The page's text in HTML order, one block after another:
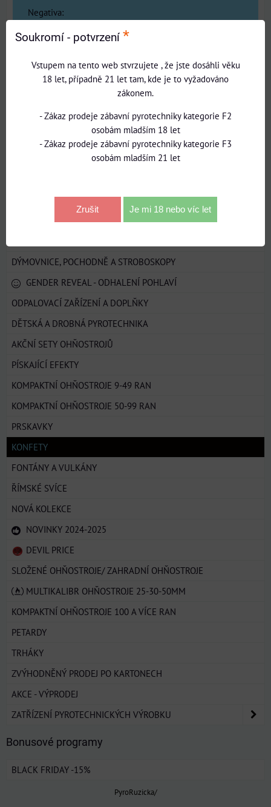
Negativa:
Zadejte prosím recenzi, výhody nebo zápory - alespoň
Hodnocení produktu:
DÝMOVNICE, POCHODNĚ A STROBOSKOPY
GENDER REVEAL - ODHALENÍ POHLAVÍ
ODPALOVACÍ ZAŘÍZENÍ A DOPLŇKY
DĚTSKÁ A DROBNÁ PYROTECHNIKA
AKČNÍ SETY OHŇOSTROJŮ
PÍSKAJÍCÍ EFEKTY
KOMPAKTNÍ OHŇOSTROJE 9-49 RAN
KOMPAKTNÍ OHŇOSTROJE 50-99 RAN
PRSKAVKY
KONFETY
FONTÁNY A VULKÁNY
ŘÍMSKÉ SVÍCE
NOVÁ KOLEKCE
NOVINKY 2024-2025
DEVIL PRICE
SLOŽENÉ OHŇOSTROJE/ ZAHRADNÍ OHŇOSTROJE
MULTIKALIBR OHŇOSTROJE 25-30-50MM
KOMPAKTNÍ OHŇOSTROJE 100 A VÍCE RAN
PETARDY
TRHÁKY
ZVÝHODNĚNÝ PRODEJ PO KARTONECH
AKCE - VÝPRODEJ
ZATŘÍZENÍ PYROTECHNICKÝCH VÝROBKU
Bonusové programy
BLACK FRIDAY -15%
PyroRuzicka/
Soukromí - potvrzení *
Vstupem na tento web stvrzujete , že jste dosáhli věku
18 let, případně 21 let tam, kde je to vyžadováno
zákonem.
- Zákaz prodeje zábavní pyrotechniky kategorie F2
osobám mladším 18 let
- Zákaz prodeje zábavní pyrotechniky kategorie F3
osobám mladším 21 let
Zrušit Je mi 18 nebo víc let